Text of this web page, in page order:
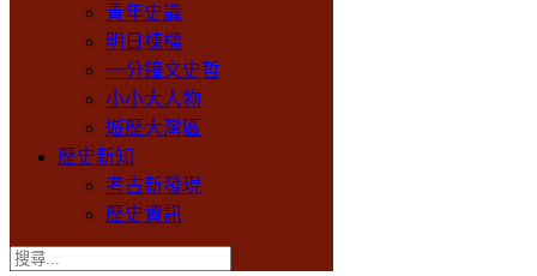
青年史識
明日棟樑
一分鐘文史哲
小小大人物
遊歷大灣區
歷史新知
考古新發現
歷史資訊